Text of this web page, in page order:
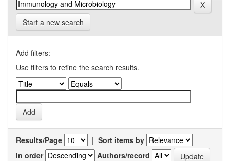
Start a new search
Add filters:
Use filters to refine the search results.
Results/Page | Sort items by
In order
Authors/record